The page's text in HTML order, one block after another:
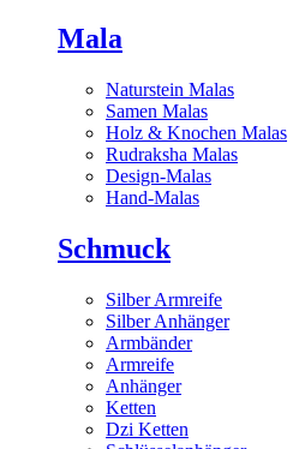
Mala
Naturstein Malas
Samen Malas
Holz & Knochen Malas
Rudraksha Malas
Design-Malas
Hand-Malas
Schmuck
Silber Armreife
Silber Anhänger
Armbänder
Armreife
Anhänger
Ketten
Dzi Ketten